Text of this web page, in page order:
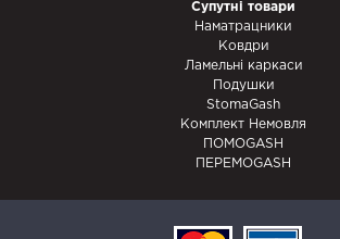
Супутні товари
Наматрацники
Ковдри
Ламельні каркаси
Подушки
StomaGash
Комплект Немовля
ПОМОGASH
ПЕРЕМОGASH